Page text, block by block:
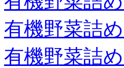
有機野菜詰
有機野菜詰